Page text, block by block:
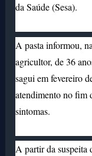
da Saúde (Sesa).
A pasta informou,
agricultor, de 36
sagui em fevereiro
atendimento no fim
sintomas.
Apartir da